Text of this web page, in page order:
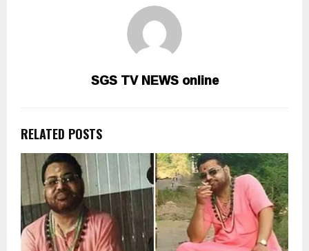
SGS TV NEWS online
RELATED POSTS